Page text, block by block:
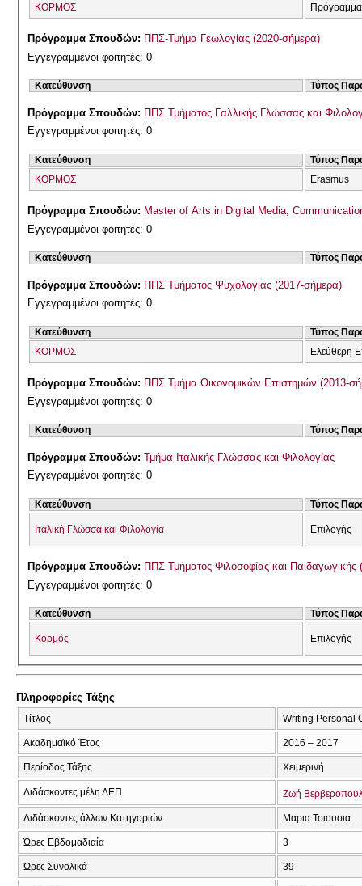
ΚΟΡΜΟΣ
Πρόγραμμα Σπουδών: ΠΠΣ-Τμήμα Γεωλογίας (2020-σήμερα)
Εγγεγραμμένοι φοιτητές: 0
Κατεύθυνση Τύπος
Πρόγραμμα Σπουδών: ΠΠΣ Τμήματος Γαλλικής Γλώσσας και
Εγγεγραμμένοι φοιτητές: 0
Κατεύθυνση
Τύπος
ΚΟΡΜΟΣ
Erasmus
Πρόγραμμα Σπουδών: Master of Arts in Digital Media,
Εγγεγραμμένοι φοιτητές: 0
Κατεύθυνση Τύπος
Πρόγραμμα Σπουδών: ΠΠΣ Τμήματος Ψυχολογίας (2017-σήμερα)
Εγγεγραμμένοι φοιτητές: 0
Κατεύθυνση
Τύπος
ΚΟΡΜΟΣ
Ελεύθερη
Πρόγραμμα Σπουδών: ΠΠΣ Τμήμα Οικονομικών Επιστημών (2013-
Εγγεγραμμένοι φοιτητές: 0
Κατεύθυνση Τύπος
Πρόγραμμα Σπουδών:Τμήμα Ιταλικής Γλώσσας και Φιλολογίας
Εγγεγραμμένοι φοιτητές: 0
Κατεύθυνση Τύπος
Ιταλική Γλώσσα και Φιλολογία Επιλογής
Πρόγραμμα Σπουδών: ΠΠΣ Τμήματος Φιλοσοφίας και Παιδαγωγικής
Εγγεγραμμένοι φοιτητές: 0
Κατεύθυνση Τύπος
Κορμός Επιλογής
Πληροφορίες Τάξης
Τίτλος Writing Personal
Ακαδημαϊκό Έτος 2016 – 2017
Περίοδος Τάξης Χειμερινή
Διδάσκοντες μέλη ΔΕΠ Ζωή
Διδάσκοντες άλλων Κατηγοριών Μαρια Τσιουσια
Ώρες Εβδομαδιαία 3
Ώρες Συνολικά 39